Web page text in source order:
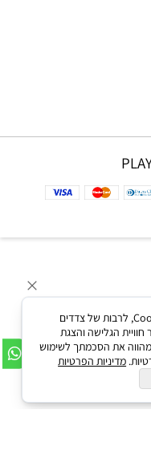
לידיעתך, באתרנו נעשה שימוש בקבצי Cookies, לרבות של צדדים
הגלישה והצגת
את הסכמתך לשימוש
מדיניות הפרטיות